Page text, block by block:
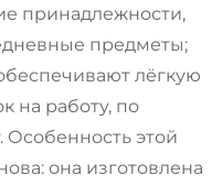
принадлежности,
предметы;
лёгкую
на работу, по
Особенность этой
она изготовлена